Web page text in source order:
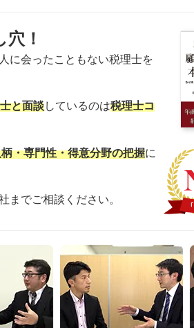
！
に会ったこともない税理士を
と面談しているのは税理士コ
・専門性・得意分野の把握に
までご相談ください。